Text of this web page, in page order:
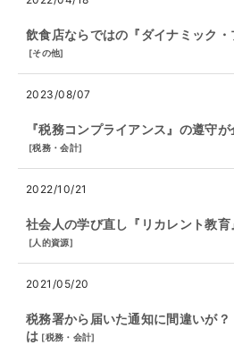
飲食店ならではの『ダイナミック・
[その他]
2023/08/07
『税務コンプライアンス』の遵守
[税務・会計]
2022/10/21
社会人の学び直し『リカレント教
[人的資源]
2021/05/20
税務署から届いた通知に間違いが
は [税務・会計]